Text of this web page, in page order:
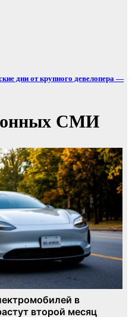
дни от крупного девелопера —